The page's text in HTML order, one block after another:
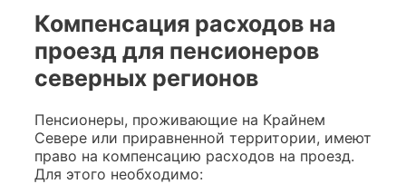
Компенсация расходов на
проезд для пенсионеров
северных регионов
Пенсионеры, проживающие на Крайнем
Севере или приравненной территории, имеют
право на компенсацию расходов на проезд.
Для этого необходимо: